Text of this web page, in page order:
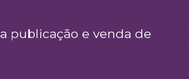
publicação e venda de